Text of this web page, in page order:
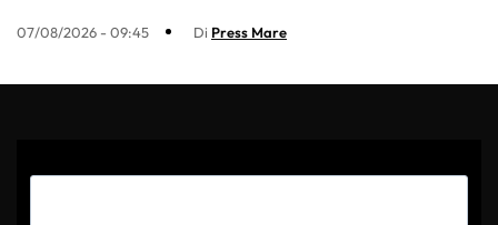
07/08/2026 - 09:45 Di Press Mare